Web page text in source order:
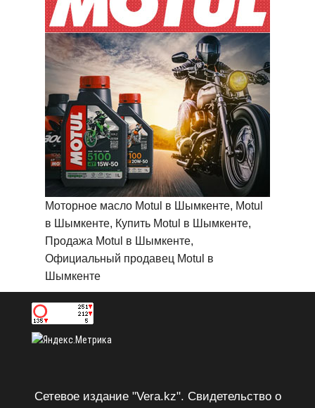
Моторное масло Motul в Шымкенте, Motul
в Шымкенте, Купить Motul в Шымкенте,
Продажа Motul в Шымкенте,
Официальный продавец Motul в
Шымкенте
Сетевое издание "Vera.kz". Свидетельство о